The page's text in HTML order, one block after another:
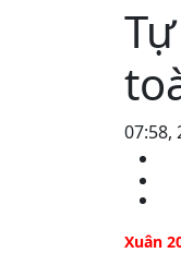
07:58,
Xuân